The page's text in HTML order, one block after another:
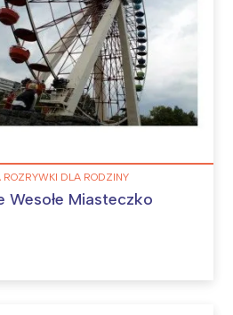
ROZRYWKI DLA RODZINY
Wesołe Miasteczko